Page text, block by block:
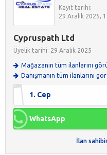
Kayıt tarihi:
29 Aralık 2025,
Cypruspath Ltd
Üyelik tarihi: 29 Aralık 2025
Mağazanın tüm ilanlarını
Danışmanın tüm ilanlarını
1. Cep
WhatsApp
İlan